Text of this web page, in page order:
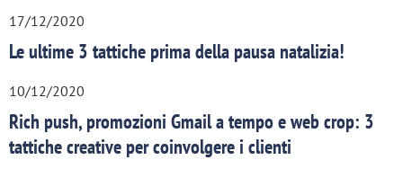
17/12/2020
Le ultime 3 tattiche prima della pausa natalizia!
10/12/2020
Rich push, promozioni Gmail a tempo e web crop: 3
tattiche creative per coinvolgere i clienti